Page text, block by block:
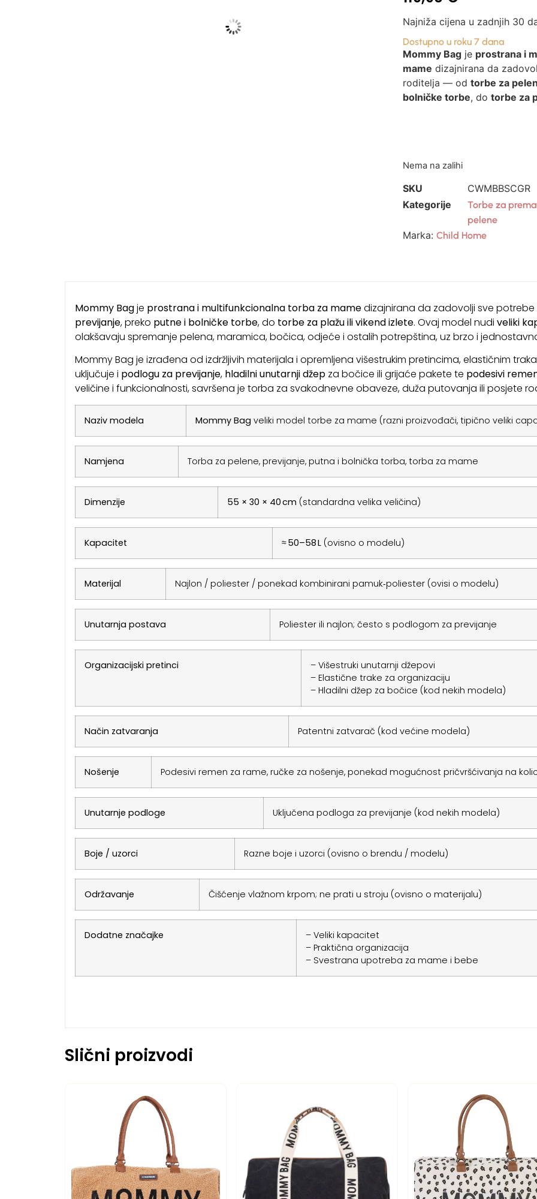
Najniža cijena u zadnjih 30
Dostupno u roku 7 dana
Mommy Bag je prostrana i
mame dizajnirana da
roditelja — od torbe za
bolničke torbe, do torbe za
Nema na zalihi
SKU
CWMBBSCGR
Kategorije
Torbe za
pelene
Marka: Child Home
Mommy Bagje prostrana i multifunkcionalna torba za mamedizajnirana da zadovolji sve
previjanje, preko putne i bolničke torbe, do torbe za plažu ili vikend izlete. Ovaj model nudi veliki
olakšavaju spremanje pelena, maramica, bočica, odjeće i ostalih potrepština, uz brzo i
Mommy Bag je izrađena od izdržljivih materijala i opremljena višestrukim pretincima, elastičnim
uključuje i podlogu za previjanje, hladilni unutarnji džepza bočice ili grijaće pakete te podesivi
veličine i funkcionalnosti, savršena je torba za svakodnevne obaveze, duža putovanja ili posjete
Naziv modela Mommy Bag veliki model torbe za mame (razni proizvođači, tipično veliki
Namjena Torba za pelene, previjanje, putna i bolnička torba, torba za mame
Dimenzije 55 × 30 × 40 cm (standardna velika veličina)
Kapacitet ≈ 50–58 L(ovisno o modelu)
Materijal Najlon / poliester / ponekad kombinirani pamuk‑poliester (ovisi o modelu)
Unutarnja postava Poliester ili najlon; često s podlogom za previjanje
Organizacijski pretinci
– Višestruki unutarnji džepovi
– Elastične trake za organizaciju
– Hladilni džep za bočice (kod nekih modela)
Način zatvaranja Patentni zatvarač (kod većine modela)
Nošenje Podesivi remen za rame, ručke za nošenje, ponekad mogućnost pričvršćivanja na
Unutarnje podloge Uključena podloga za previjanje (kod nekih modela)
Boje / uzorci Razne boje i uzorci (ovisno o brendu / modelu)
Održavanje Čišćenje vlažnom krpom; ne prati u stroju (ovisno o materijalu)
Dodatne značajke
– Veliki kapacitet
– Praktična organizacija
– Svestrana upotreba za mame i bebe
Slični proizvodi